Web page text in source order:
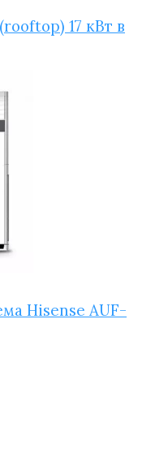
17 кВт в
Hisense AUF-